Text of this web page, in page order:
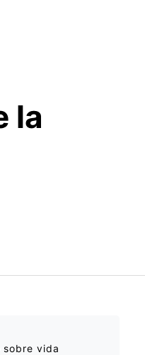
la
vida